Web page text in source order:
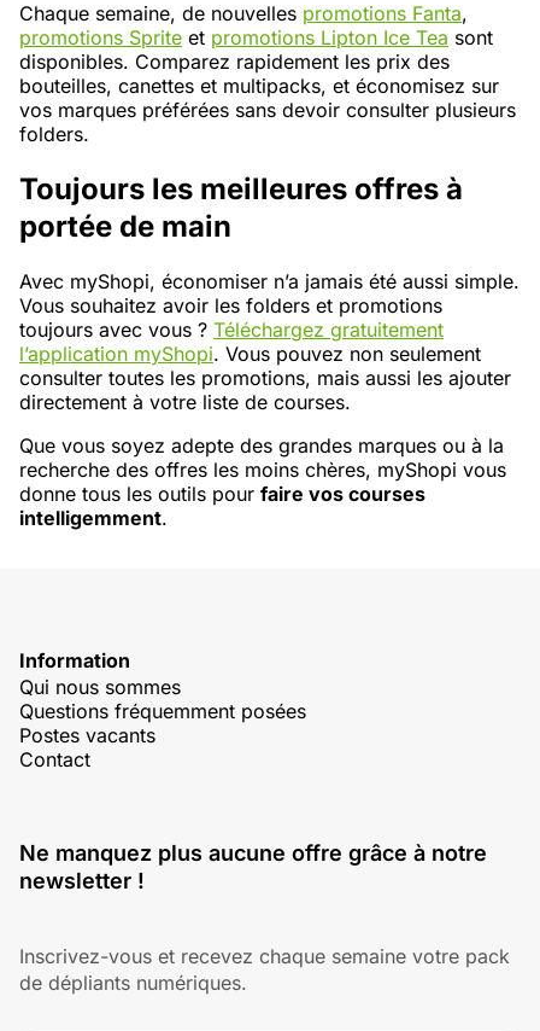
Chaque semaine, de nouvelles promotions Fanta,
promotions Sprite et promotions Lipton Ice Tea sont
disponibles. Comparez rapidement les prix des
bouteilles, canettes et multipacks, et économisez sur
vos marques préférées sans devoir consulter plusieurs
folders.
Toujours les meilleures offres à
portée de main
Avec myShopi, économiser n’a jamais été aussi simple.
Vous souhaitez avoir les folders et promotions
toujours avec vous ? Téléchargez gratuitement
l’application myShopi. Vous pouvez non seulement
consulter toutes les promotions, mais aussi les ajouter
directement à votre liste de courses.
Que vous soyez adepte des grandes marques ou à la
recherche des offres les moins chères, myShopi vous
donne tous les outils pour faire vos courses
intelligemment.
Information
Qui nous sommes
Questions fréquemment posées
Postes vacants
Contact
Ne manquez plus aucune offre grâce à notre
newsletter !
Inscrivez-vous et recevez chaque semaine votre pack
de dépliants numériques.